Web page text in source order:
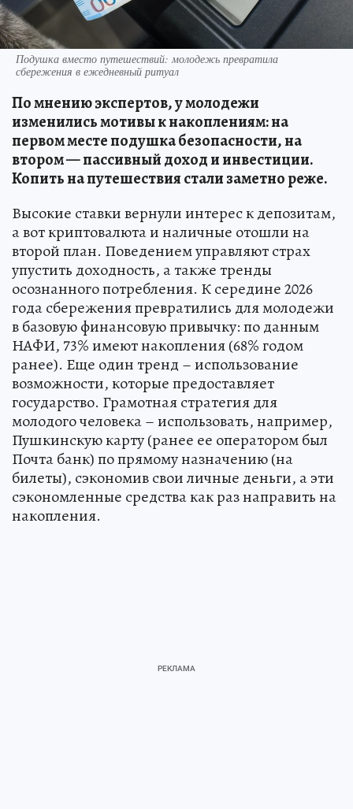
Подушка вместо путешествий: молодежь превратила
сбережения в ежедневный ритуал
По мнению экспертов, у молодежи
изменились мотивы к накоплениям: на
первом месте подушка безопасности, на
втором — пассивный доход и инвестиции.
Копить на путешествия стали заметно реже.
Высокие ставки вернули интерес к депозитам,
а вот криптовалюта и наличные отошли на
второй план. Поведением управляют страх
упустить доходность, а также тренды
осознанного потребления. К середине 2026
года сбережения превратились для молодежи
в базовую финансовую привычку: по данным
НАФИ, 73% имеют накопления (68% годом
ранее). Еще один тренд – использование
возможности, которые предоставляет
государство. Грамотная стратегия для
молодого человека – использовать, например,
Пушкинскую карту (ранее ее оператором был
Почта банк) по прямому назначению (на
билеты), сэкономив свои личные деньги, а эти
сэкономленные средства как раз направить на
накопления.